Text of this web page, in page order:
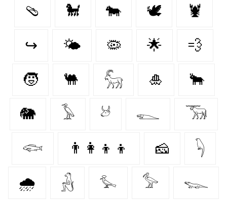
🩴 🐩 🐄 🕊 🦞
↪ 🌤️ 🦠 🌟 💨
🧒 🐫 𓃵 🎍 🐂
🐘 𓅥 𓃾 𓆍 𓃝
𓆟 👨‍👩‍👦‍👦 🧀 𓆐
🌧️ 𓃻 𓅙 𓅞 𓆊